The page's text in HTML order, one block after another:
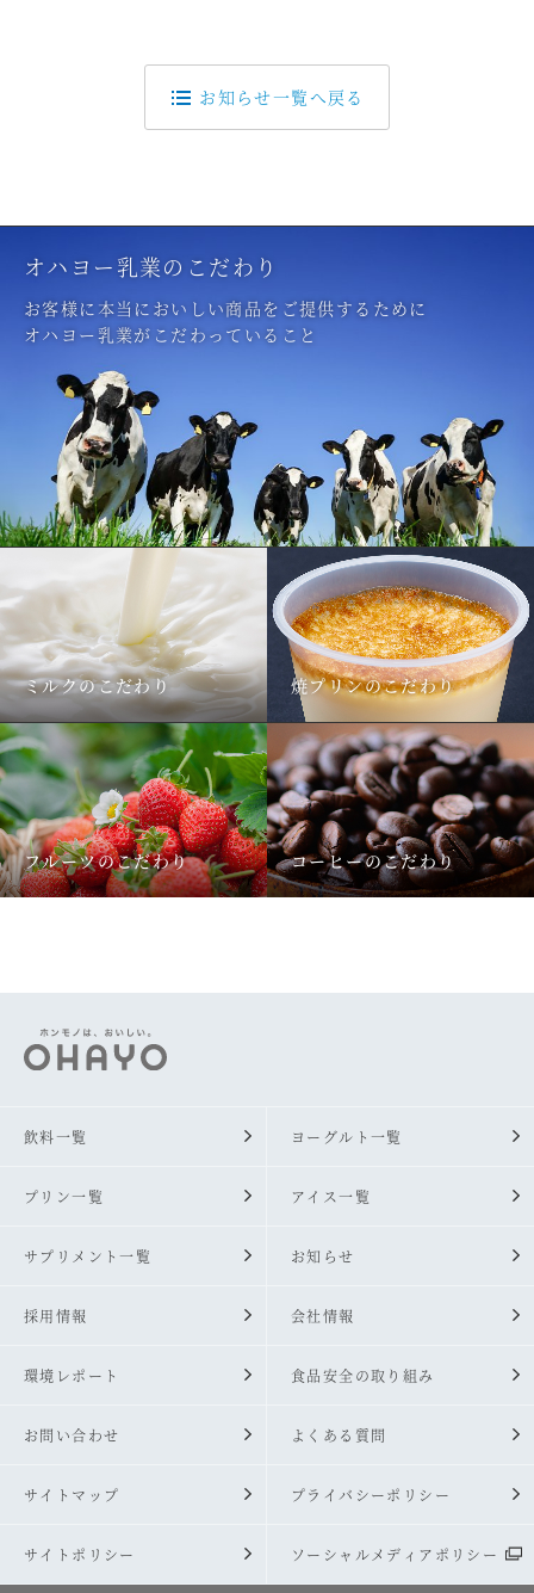
お知らせ一覧へ戻る
オハヨー乳業のこだわり
お客様に本当においしい商品をご提供するために
オハヨー乳業がこだわっていること
ミルクのこだわり 焼プリンのこだわり
フルーツのこだわり コーヒーのこだわり
飲料一覧 ヨーグルト一覧
プリン一覧 アイス一覧
サプリメント一覧 お知らせ
採用情報 会社情報
環境レポート 食品安全の取り組み
お問い合わせ よくある質問
サイトマップ プライバシーポリシー
サイトポリシー ソーシャルメディアポリシー